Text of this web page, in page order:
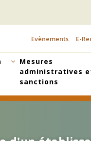
MENU
Evènements E-
Mesures
administratives
sanctions